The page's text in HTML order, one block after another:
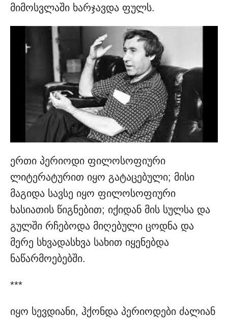
მიმოსვლაში ხარჯავდა ფულს.
ერთი პერიოდი ფილოსოფიური
ლიტერატურით იყო გატაცებული; მისი
მაგიდა სავსე იყო ფილოსოფიური
ხასიათის წიგნებით; იქიდან მის სულსა და
გულში რჩებოდა მიღებული ცოდნა და
მერე სხვადასხვა სახით იყენებდა
ნაწარმოებებში.
***
იყო სევდიანი, ჰქონდა პერიოდები ძალიან